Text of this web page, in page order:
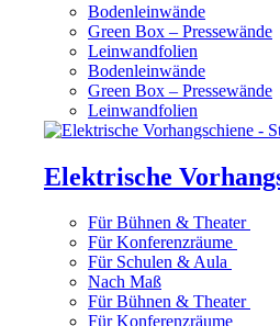
Bodenleinwände
Green Box – Pressewände
Leinwandfolien
Bodenleinwände
Green Box – Pressewände
Leinwandfolien
Elektrische
Für Bühnen & Theater
Für Konferenzräume
Für Schulen & Aula
Nach Maß
Für Bühnen & Theater
Für Konferenzräume